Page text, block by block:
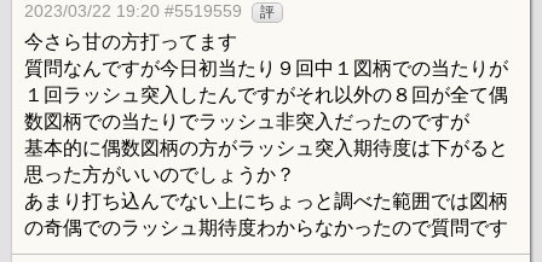
2023/03/22 19:20 #5519559 評
今さら甘の方打ってます
質問なんですが今日初当たり９回中１図柄での当たりが
１回ラッシュ突入したんですがそれ以外の８回が全て偶
数図柄での当たりでラッシュ非突入だったのですが
基本的に偶数図柄の方がラッシュ突入期待度は下がると
思った方がいいのでしょうか？
あまり打ち込んでない上にちょっと調べた範囲では図柄
の奇偶でのラッシュ期待度わからなかったので質問です